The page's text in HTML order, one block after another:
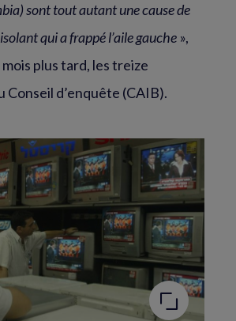
sont tout autant une cause de
qui a frappé l’aile gauche »,
plus tard, les treize
Conseil d’enquête (CAIB).
Agrandir
l'image